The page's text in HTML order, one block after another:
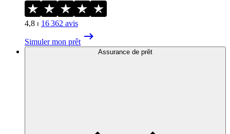
4,8 ⏐ 16 362 avis
Simuler mon prêt
Assurance de prêt